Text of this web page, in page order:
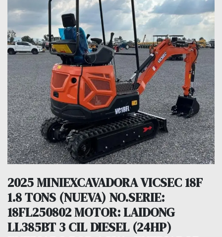
2025 MINIEXCAVADORA VICSEC 18F
1.8 TONS (NUEVA) NO.SERIE:
18FL250802 MOTOR: LAIDONG
LL385BT 3 CIL DIESEL (24HP)